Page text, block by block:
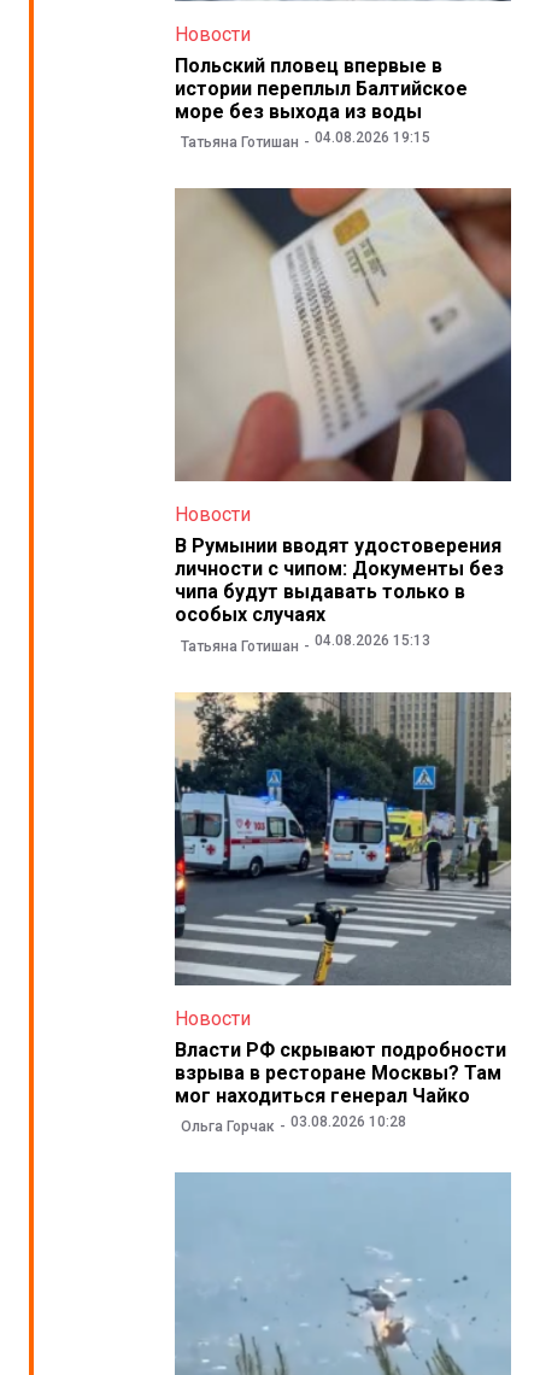
Новости
Польский пловец впервые в
истории переплыл Балтийское
море без выхода из воды
Татьяна Готишан 04.08.2026 19:15
Новости
В Румынии вводят удостоверения
личности с чипом: Документы без
чипа будут выдавать только в
особых случаях
Татьяна Готишан 04.08.2026 15:13
Новости
Власти РФ скрывают подробности
взрыва в ресторане Москвы? Там
мог находиться генерал Чайко
Ольга Горчак 03.08.2026 10:28